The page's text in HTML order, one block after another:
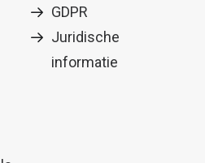
GDPR
Juridische
informatie